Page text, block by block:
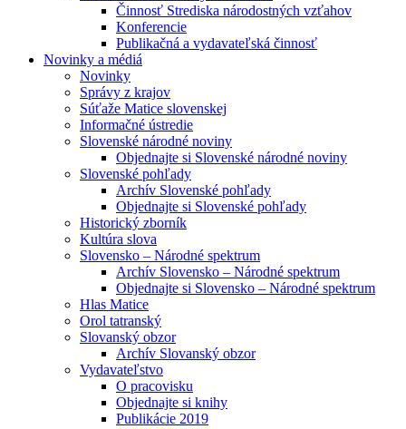
Činnosť Strediska národostných vzťahov
Konferencie
Publikačná a vydavateľská činnosť
Novinky a médiá
Novinky
Správy z krajov
Súťaže Matice slovenskej
Informačné ústredie
Slovenské národné noviny
Objednajte si Slovenské národné noviny
Slovenské pohľady
Archív Slovenské pohľady
Objednajte si Slovenské pohľady
Historický zborník
Kultúra slova
Slovensko – Národné spektrum
Archív Slovensko – Národné spektrum
Objednajte si Slovensko – Národné spektrum
Hlas Matice
Orol tatranský
Slovanský obzor
Archív Slovanský obzor
Vydavateľstvo
O pracovisku
Objednajte si knihy
Publikácie 2019